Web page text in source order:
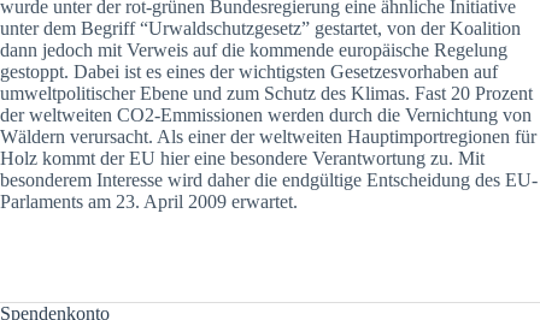
wurde unter der rot-grünen Bundesregierung eine ähnliche Initiative
unter dem Begriff “Urwaldschutzgesetz” gestartet, von der Koalition
dann jedoch mit Verweis auf die kommende europäische Regelung
gestoppt. Dabei ist es eines der wichtigsten Gesetzesvorhaben auf
umweltpolitischer Ebene und zum Schutz des Klimas. Fast 20 Prozent
der weltweiten CO2-Emmissionen werden durch die Vernichtung von
Wäldern verursacht. Als einer der weltweiten Hauptimportregionen für
Holz kommt der EU hier eine besondere Verantwortung zu. Mit
besonderem Interesse wird daher die endgültige Entscheidung des EU-
Parlaments am 23. April 2009 erwartet.
Spendenkonto